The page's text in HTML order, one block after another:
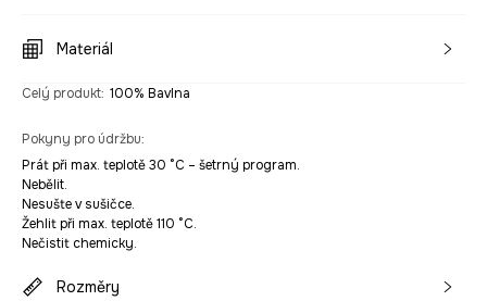
Materiál
Celý produkt: 100% Bavlna
Pokyny pro údržbu:
Prát při max. teplotě 30 °C – šetrný program.
Nebělit.
Nesušte v sušičce.
Žehlit při max. teplotě 110 °C.
Nečistit chemicky.
Rozměry